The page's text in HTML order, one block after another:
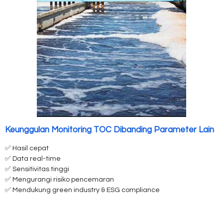
Keunggulan Monitoring TOC Dibanding Parameter Lain
✅ Hasil cepat
✅ Data real-time
✅ Sensitivitas tinggi
✅ Mengurangi risiko pencemaran
✅ Mendukung green industry & ESG compliance